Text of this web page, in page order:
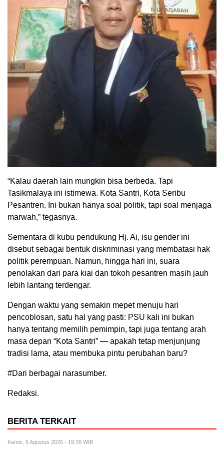
“Kalau daerah lain mungkin bisa berbeda. Tapi
Tasikmalaya ini istimewa. Kota Santri, Kota Seribu
Pesantren. Ini bukan hanya soal politik, tapi soal menjaga
marwah,” tegasnya.
Sementara di kubu pendukung Hj. Ai, isu gender ini
disebut sebagai bentuk diskriminasi yang membatasi hak
politik perempuan. Namun, hingga hari ini, suara
penolakan dari para kiai dan tokoh pesantren masih jauh
lebih lantang terdengar.
Dengan waktu yang semakin mepet menuju hari
pencoblosan, satu hal yang pasti: PSU kali ini bukan
hanya tentang memilih pemimpin, tapi juga tentang arah
masa depan “Kota Santri” — apakah tetap menjunjung
tradisi lama, atau membuka pintu perubahan baru?
#Dari berbagai narasumber.
Redaksi.
BERITA TERKAIT
Kamis, 6 Agustus 2026 - 19:36 WIB